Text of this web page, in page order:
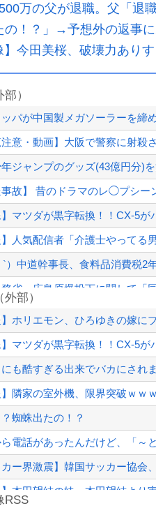
万の父が退職。父「退
の！？」→予想外の返事
】今田美桜、破壊力あり
）
パが中国製メガソーラーを締
注意・動画】大阪で警察に射
ジャンプのグッズ(43億円分)
事故】 昔のドラマのレ◯プシー
】マツダが黒字転換！！CX-5が
】人気配信者「介護士やってる
`）中道幹事長、食料品消費税
省、広島原爆投下に関して「
・熊本、泥酔者の通報が止まら
ターハンター】同じ部屋に1時間
】影山優佳（25）、『爆弾発
・熊本、泥酔者の通報が止まら
者】「金バエ」のSNS更新が1
速報】NYで警官が黒人男性の首
部）
】ホリエモン、ひろゆきの嫁に
】マツダが黒字転換！！CX-5が
も酷すぎる出来でバカにされ
】隣家の室外機、限界突破ｗｗ
蜘蛛出たの！？
電話があったんだけど、「～
カー界激震】韓国サッカー協会
】本田望結の妹、本田望結より
RSS